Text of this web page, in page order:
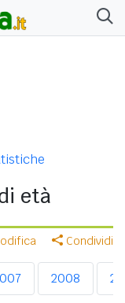
età
Condividi
2008